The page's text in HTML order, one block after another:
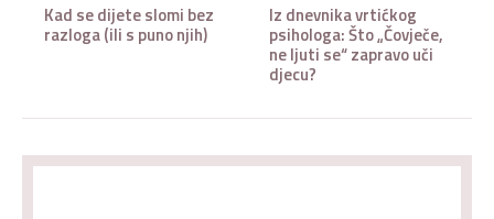
Kad se dijete slomi bez
razloga (ili s puno njih)
Iz dnevnika vrtićkog
psihologa: Što „Čovječe,
ne ljuti se“ zapravo uči
djecu?